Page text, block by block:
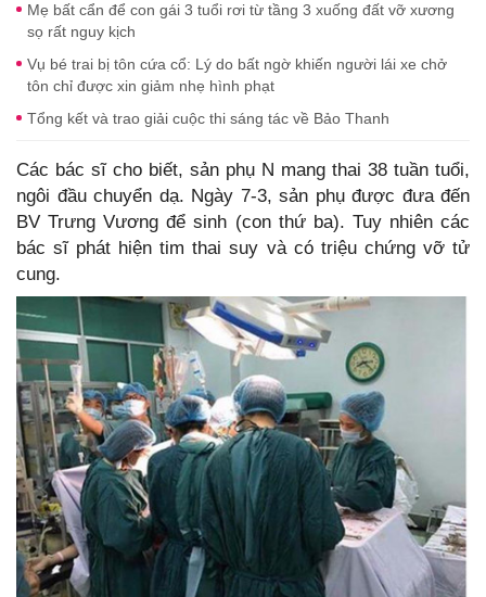
Mẹ bất cẩn để con gái 3 tuổi rơi từ tầng 3 xuống đất vỡ xương
sọ rất nguy kịch
Vụ bé trai bị tôn cứa cổ: Lý do bất ngờ khiến người lái xe chở
tôn chỉ được xin giảm nhẹ hình phạt
Tổng kết và trao giải cuộc thi sáng tác về Bảo Thanh
Các bác sĩ cho biết, sản phụ N mang thai 38 tuần tuổi,
ngôi đầu chuyển dạ. Ngày 7-3, sản phụ được đưa đến
BV Trưng Vương để sinh (con thứ ba). Tuy nhiên các
bác sĩ phát hiện tim thai suy và có triệu chứng vỡ tử
cung.